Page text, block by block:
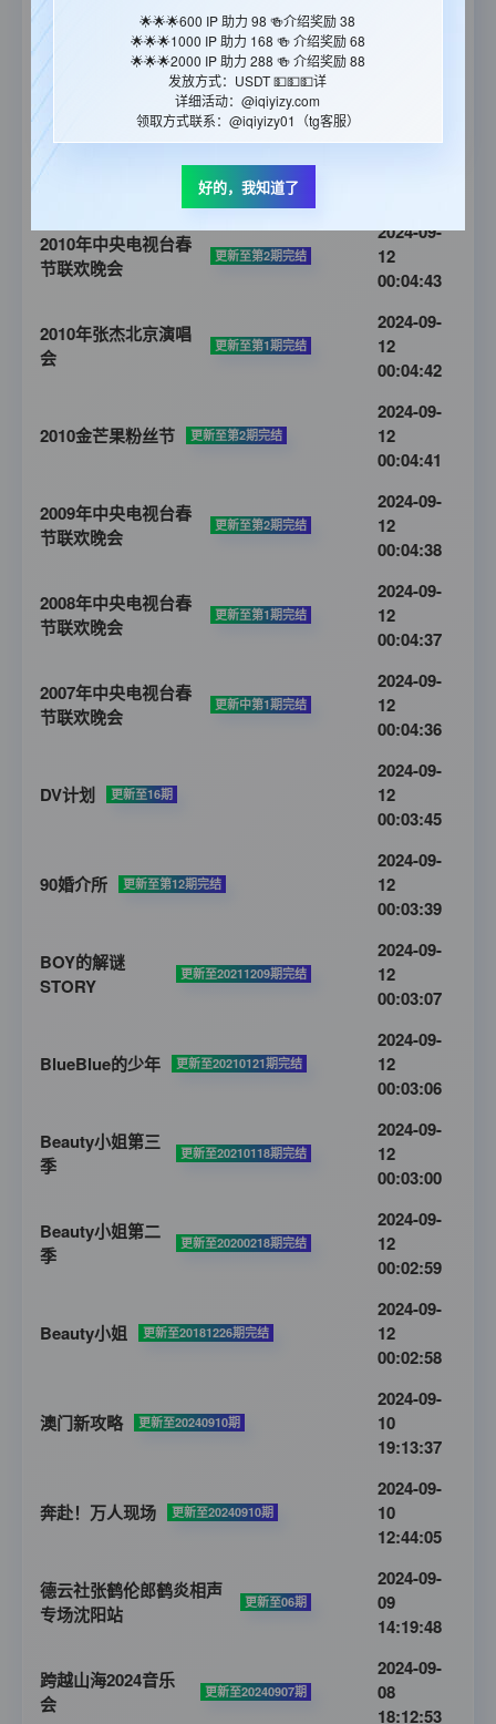
2013年江苏卫视跨年
更新至第1期完结
节联欢晚会
更新至第3期完结
2024-09-
2010年中央电视台春
节联欢晚会
更新至第2期完结
2024-09-
12
00:04:43
2010年张杰北京演唱
会
更新至第1期完结
2024-09-
12
00:04:42
2010金芒果粉丝节 更新至第2期完结
2024-09-
12
00:04:41
2009年中央电视台春
节联欢晚会
更新至第2期完结
2024-09-
12
00:04:38
2008年中央电视台春
节联欢晚会
更新至第1期完结
2024-09-
12
00:04:37
2007年中央电视台春
节联欢晚会
更新中第1期完结
2024-09-
12
00:04:36
DV计划 更新至16期
2024-09-
12
00:03:45
90婚介所 更新至第12期完结
2024-09-
12
00:03:39
BOY的解谜
STORY
更新至20211209期完结
2024-09-
12
00:03:07
BlueBlue的少年 更新至20210121期完结
2024-09-
12
00:03:06
Beauty小姐第三
季
更新至20210118期完结
2024-09-
12
00:03:00
Beauty小姐第二
季
更新至20200218期完结
2024-09-
12
00:02:59
Beauty小姐 更新至20181226期完结
2024-09-
12
00:02:58
澳门新攻略 更新至20240910期
2024-09-
10
19:13:37
奔赴！万人现场 更新至20240910期
2024-09-
10
12:44:05
德云社张鹤伦郎鹤炎相声
专场沈阳站
更新至06期
2024-09-
09
14:19:48
跨越山海2024音乐
会
更新至20240907期
2024-09-
08
18:12:53
🌟🌟🌟600 IP 助力 98 🍻介绍奖励 38
🌟🌟🌟1000 IP 助力 168 🍻 介绍奖励 68
🌟🌟🌟2000 IP 助力 288 🍻 介绍奖励 88
发放方式：USDT 💵💵💵详
详细活动：@iqiyizy.com
领取方式联系：@iqiyizy01（tg客服）
好的，我知道了